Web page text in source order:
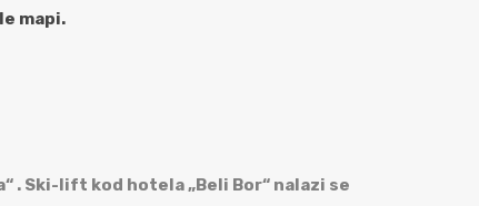
mapi.
. Ski-lift kod hotela „Beli Bor“ nalazi se